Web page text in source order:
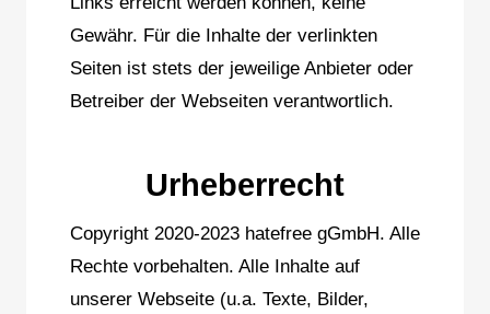
Gewähr. Für die Inhalte der verlinkten
Seiten ist stets der jeweilige Anbieter oder
Betreiber der Webseiten verantwortlich.
Urheberrecht
Copyright 2020-2023 hatefree gGmbH. Alle
Rechte vorbehalten. Alle Inhalte auf
unserer Webseite (u.a. Texte, Bilder,